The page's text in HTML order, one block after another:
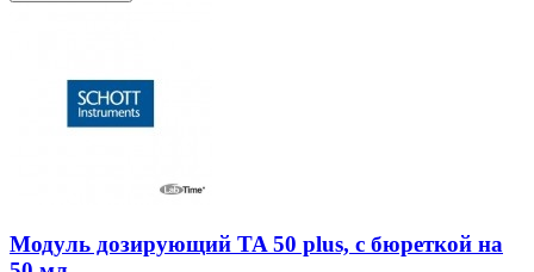
Модуль дозирующий TA 50 plus, с бюреткой на